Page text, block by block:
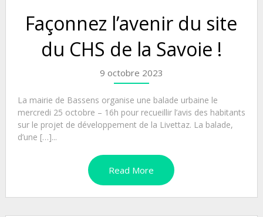
Façonnez l’avenir du site
du CHS de la Savoie !
9 octobre 2023
La mairie de Bassens organise une balade urbaine le
mercredi 25 octobre – 16h pour recueillir l’avis des habitants
sur le projet de développement de la Livettaz. La balade,
d’une […]...
Read More